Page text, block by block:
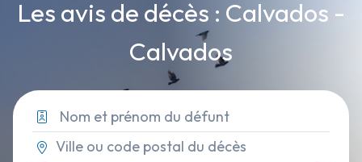
Les avis de décès : Calvados -
Calvados